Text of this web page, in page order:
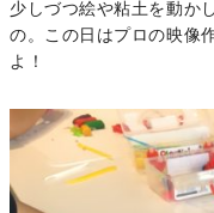
少しづつ絵や粘土を動か
の。この日はプロの映像
よ！